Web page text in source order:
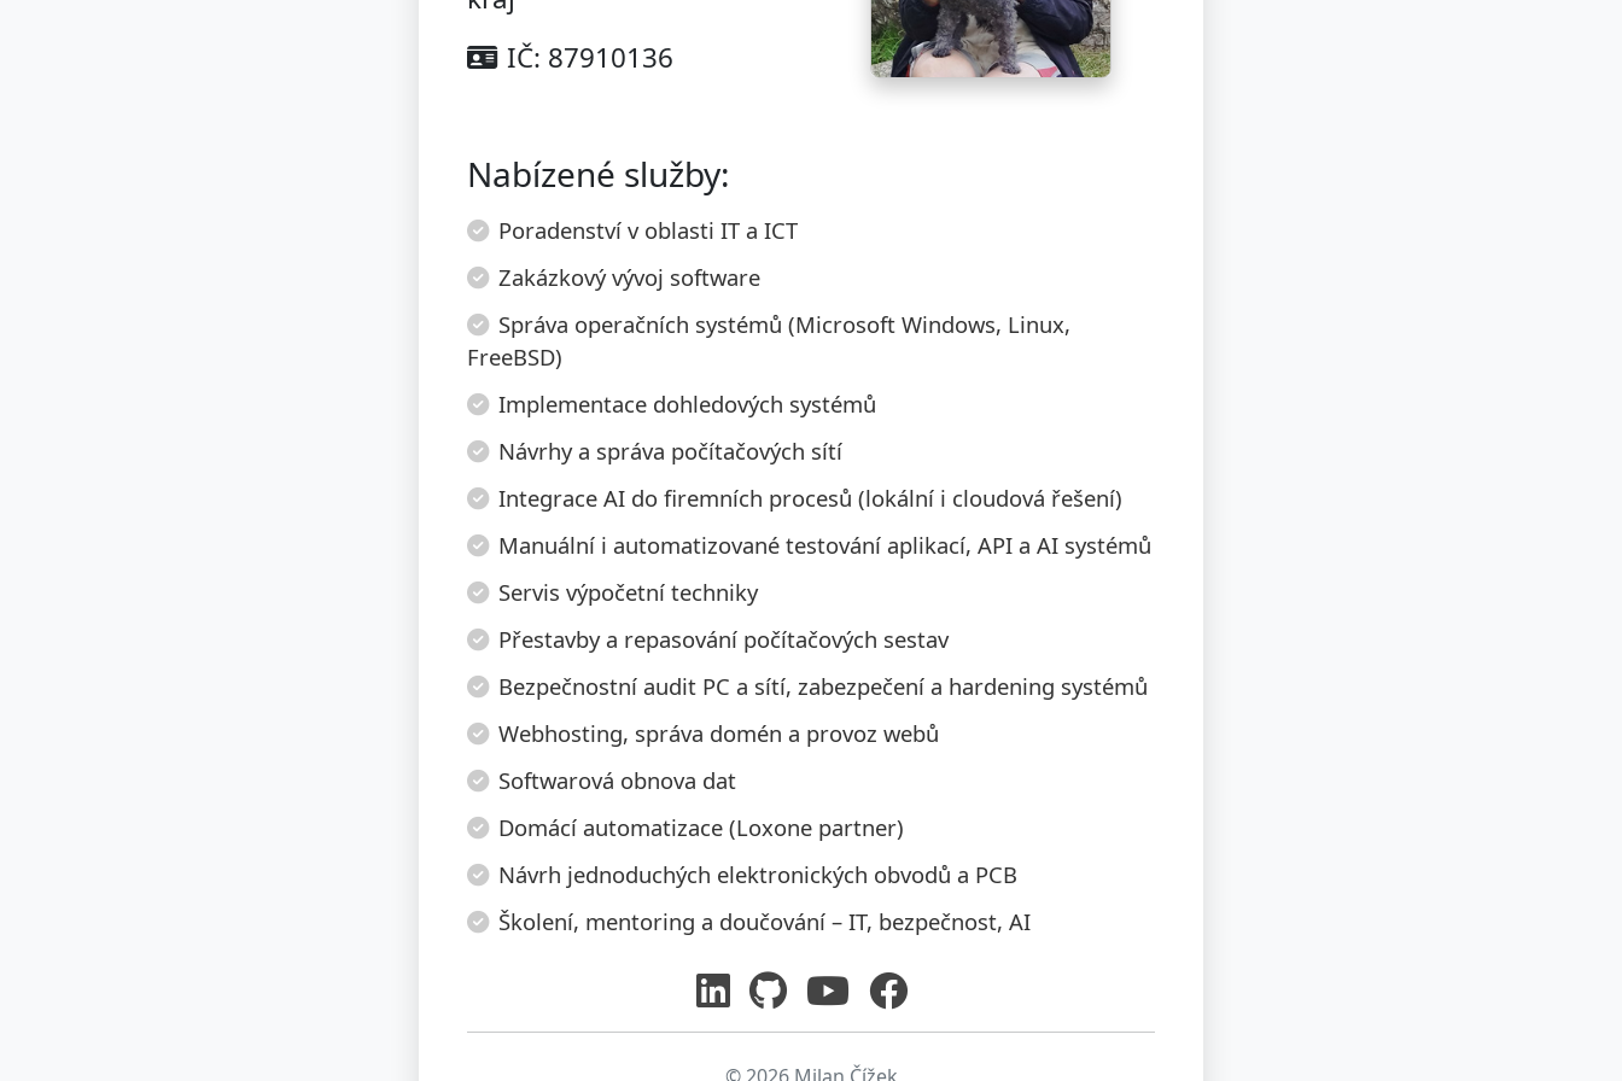
IČ: 87910136
Nabízené služby:
Poradenství v oblasti IT a ICT
Zakázkový vývoj software
Správa operačních systémů (Microsoft Windows, Linux,
FreeBSD)
Implementace dohledových systémů
Návrhy a správa počítačových sítí
Integrace AI do firemních procesů (lokální i cloudová řešení)
Manuální i automatizované testování aplikací, API a AI systémů
Servis výpočetní techniky
Přestavby a repasování počítačových sestav
Bezpečnostní audit PC a sítí, zabezpečení a hardening systémů
Webhosting, správa domén a provoz webů
Softwarová obnova dat
Domácí automatizace (Loxone partner)
Návrh jednoduchých elektronických obvodů a PCB
Školení, mentoring a doučování – IT, bezpečnost, AI